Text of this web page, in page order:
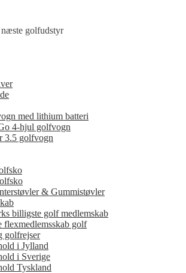
golfudstyr
med lithium batteri
4-hjul golfvogn
3.5 golfvogn
& Gummistøvler
billigste golf medlemskab
flexmedlemsskab golf
golfrejser
i Jylland
i Sverige
Tyskland